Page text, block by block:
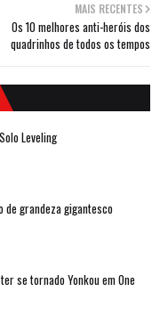
MAIS RECENTES
Os 10 melhores anti-heróis dos
quadrinhos de todos os tempos
Leveling
de grandeza gigantesco
se tornado Yonkou em One